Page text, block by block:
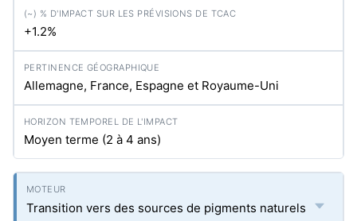
+1.2%
Allemagne, France, Espagne et Royaume-Uni
Moyen terme (2 à 4 ans)
Transition vers des sources de pigments naturels